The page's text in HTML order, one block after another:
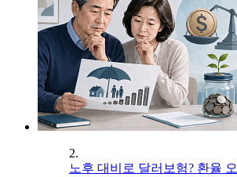
2.
노후 대비로 달러보험? 환율